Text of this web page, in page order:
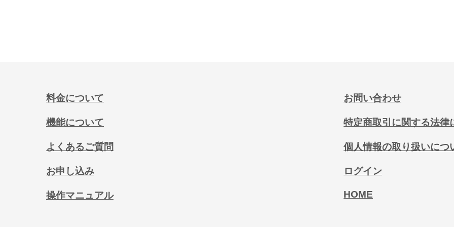
料金について
機能について
よくあるご質問
お申し込み
操作マニュアル
お問い合わせ
特定商取引に関する法律
個人情報の取り扱いにつ
ログイン
HOME